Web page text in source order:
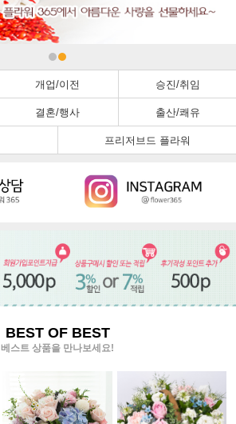
개업/이전 승진/취임
결혼/행사 출산/쾌유
프리저브드 플라워
BEST OF BEST
베스트 상품을 만나보세요!